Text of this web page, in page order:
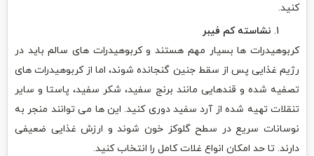
کنید.
نشاسته کم فیبر
کربوهیدرات ها بسیار مهم هستند و کربوهیدرات های سالم باید در
رژیم غذایی پس از سقط جنین گنجانده شوند، اما از کربوهیدرات های
تصفیه شده و قندهایی مانند برنج سفید، شکر سفید، پاستا و سایر
تنقلات تهیه شده از آرد سفید دوری کنید. این ها می توانند منجر به
نوسانات سریع در سطح گلوکز خون شوند و ارزش غذایی ضعیفی
دارند. تا حد امکان انواع غلات کامل را انتخاب کنید.